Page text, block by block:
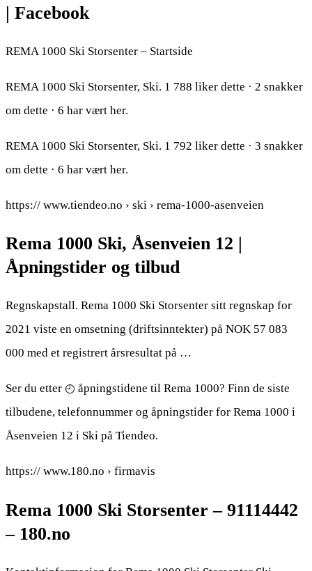
| Facebook
REMA 1000 Ski Storsenter – Startside
REMA 1000 Ski Storsenter, Ski. 1 788 liker dette · 2 snakker
om dette · 6 har vært her.
REMA 1000 Ski Storsenter, Ski. 1 792 liker dette · 3 snakker
om dette · 6 har vært her.
https:// www.tiendeo.no › ski › rema-1000-asenveien
Rema 1000 Ski, Åsenveien 12 |
Åpningstider og tilbud
Regnskapstall. Rema 1000 Ski Storsenter sitt regnskap for
2021 viste en omsetning (driftsinntekter) på NOK 57 083
000 med et registrert årsresultat på …
Ser du etter ◴ åpningstidene til Rema 1000? Finn de siste
tilbudene, telefonnummer og åpningstider for Rema 1000 i
Åsenveien 12 i Ski på Tiendeo.
https:// www.180.no › firmavis
Rema 1000 Ski Storsenter – 91114442
– 180.no